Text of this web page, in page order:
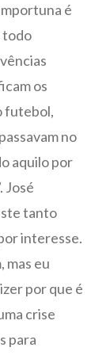
é
todo
os
futebol,
no
aquilo por
José
tanto
interesse.
mas eu
por que é
crise
para